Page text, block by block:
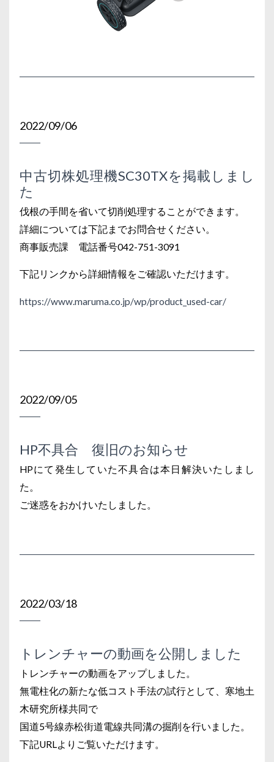
2022/09/06
中古切株処理機SC30TXを掲載しまし
た
伐根の手間を省いて切削処理することができます。
詳細については下記までお問合せください。
商事販売課 電話番号042-751-3091
下記リンクから詳細情報をご確認いただけます。
https://www.maruma.co.jp/wp/product_used-car/
2022/09/05
HP不具合 復旧のお知らせ
HPにて発生していた不具合は本日解決いたしまし
た。
ご迷惑をおかけいたしました。
2022/03/18
トレンチャーの動画を公開しました
トレンチャーの動画をアップしました。
無電柱化の新たな低コスト手法の試行として、寒地土
木研究所様共同で
国道5号線赤松街道電線共同溝の掘削を行いました。
下記URLよりご覧いただけます。